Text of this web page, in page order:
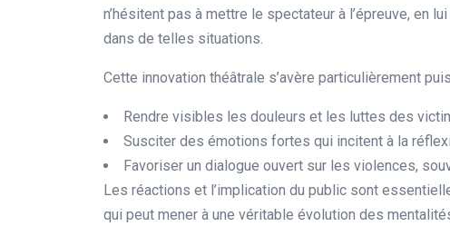
n’hésitent pas à mettre le spectateur à l’épreuve, en
dans de telles situations.
Cette innovation théâtrale s’avère particulièrement
Rendre visibles les douleurs et les luttes des
Susciter des émotions fortes qui incitent à la
Favoriser un dialogue ouvert sur les violences,
Les réactions et l’implication du public sont
qui peut mener à une véritable évolution des